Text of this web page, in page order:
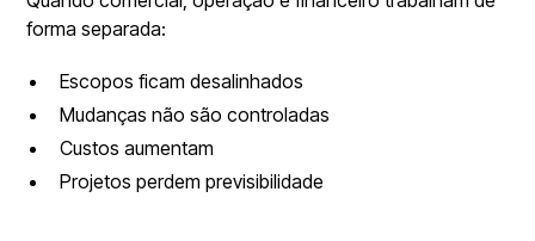
forma separada:
Escopos ficam desalinhados
Mudanças não são controladas
Custos aumentam
Projetos perdem previsibilidade